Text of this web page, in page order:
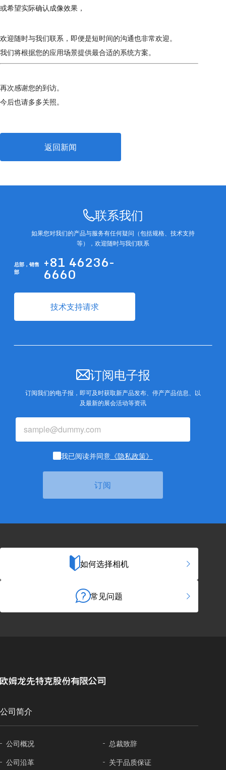
或希望实际确认成像效果，
欢迎随时与我们联系，即便是短时间的沟通也非常欢迎。
我们将根据您的应用场景提供最合适的系统方案。
再次感谢您的到访。
今后也请多多关照。
返回新闻
联系我们
如果您对我们的产品与服务有任何疑问（包括规格、技术支持
等），欢迎随时与我们联系
总部， 销售
部
+81 46236-
6660
技术支持请求
订阅电子报
订阅我们的电子报，即可及时获取新产品发布、停产产品信息、以
及最新的展会活动等资讯
我已阅读并同意《隐私政策》
如何选择相机
常见问题
公司简介
公司概况
总裁致辞
公司沿革
关于品质保证